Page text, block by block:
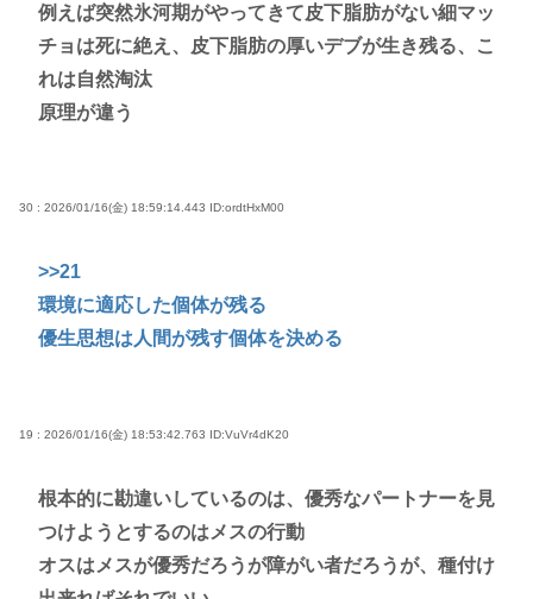
例えば突然氷河期がやってきて皮下脂肪がない細マッ
チョは死に絶え、皮下脂肪の厚いデブが生き残る、こ
れは自然淘汰
原理が違う
30 : 2026/01/16(金) 18:59:14.443 ID:ordtHxM00
>>21
環境に適応した個体が残る
優生思想は人間が残す個体を決める
19 : 2026/01/16(金) 18:53:42.763 ID:VuVr4dK20
根本的に勘違いしているのは、優秀なパートナーを見
つけようとするのはメスの行動
オスはメスが優秀だろうが障がい者だろうが、種付け